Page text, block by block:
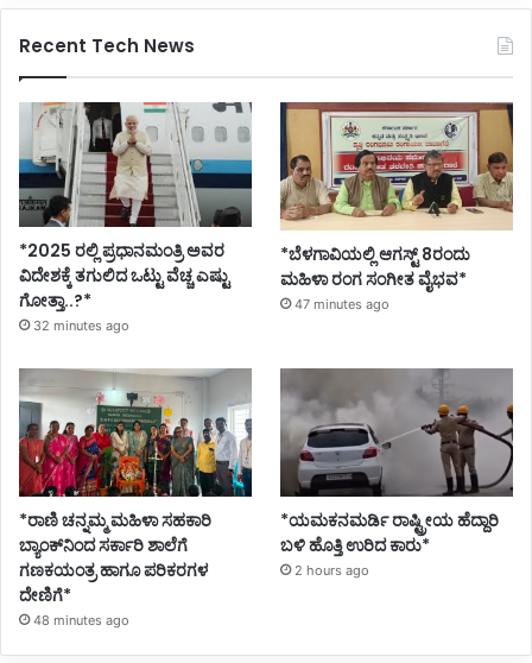
Recent Tech News
*2025 ರಲ್ಲಿ ಪ್ರಧಾನಮಂತ್ರಿ ಅವರ
ವಿದೇಶಕ್ಕೆ ತಗುಲಿದ ಒಟ್ಟು ವೆಚ್ಚ ಎಷ್ಟು
ಗೋತ್ತಾ..?*
32 minutes ago
*ಬೆಳಗಾವಿಯಲ್ಲಿ ಆಗಸ್ಟ್ 8ರಂದು
ಮಹಿಳಾ ರಂಗ ಸಂಗೀತ ವೈಭವ*
47 minutes ago
*ರಾಣಿ ಚನ್ನಮ್ಮ ಮಹಿಳಾ ಸಹಕಾರಿ
ಬ್ಯಾಂಕ್‌ನಿಂದ ಸರ್ಕಾರಿ ಶಾಲೆಗೆ
ಗಣಕಯಂತ್ರ ಹಾಗೂ ಪರಿಕರಗಳ
ದೇಣಿಗೆ*
48 minutes ago
*ಯಮಕನಮರ್ಡಿ ರಾಷ್ಟ್ರೀಯ ಹೆದ್ದಾರಿ
ಬಳಿ ಹೊತ್ತಿ ಉರಿದ ಕಾರು*
2 hours ago